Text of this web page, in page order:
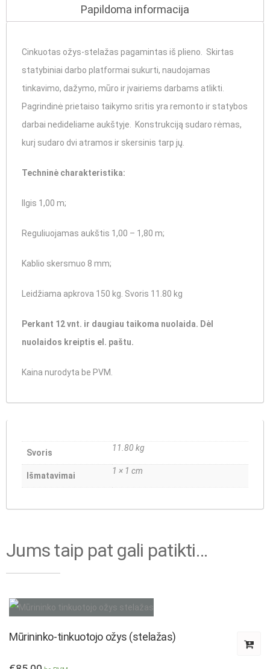
Papildoma informacija
Cinkuotas ožys-stelažas pagamintas iš plieno. Skirtas
statybiniai darbo platformai sukurti, naudojamas
tinkavimo, dažymo, mūro ir įvairiems darbams atlikti.
Pagrindinė prietaiso taikymo sritis yra remonto ir statybos
darbai nedideliame aukštyje. Konstrukciją sudaro rėmas,
kurį sudaro dvi atramos ir skersinis tarp jų.
Techninė charakteristika:
Ilgis 1,00 m;
Reguliuojamas aukštis 1,00 – 1,80 m;
Kablio skersmuo 8 mm;
Leidžiama apkrova 150 kg. Svoris 11.80 kg
Perkant 12 vnt. ir daugiau taikoma nuolaida. Dėl
nuolaidos kreiptis el. paštu.
Kaina nurodyta be PVM.
Svoris 11.80 kg
Išmatavimai 1 × 1 cm
Jums taip pat gali patikti…
Mūrininko-tinkuotojo ožys (stelažas)